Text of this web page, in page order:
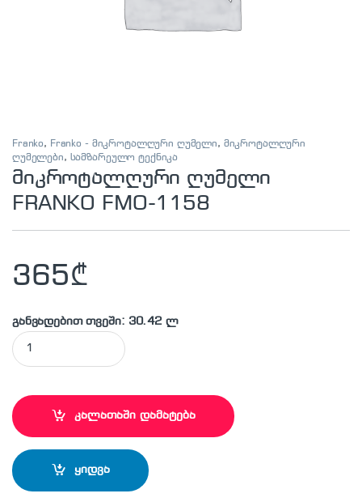
Franko, Franko - მიკროტალღური ღუმელი, მიკროტალღური
ღუმელები, სამზარეულო ტექნიკა
მიკროტალღური ღუმელი
FRANKO FMO-1158
365₾
განვადებით თვეში: 30.42 ლ
მიკროტალღური ღუმელი FRANKO FMO-1158 quantity
კალათაში დამატება
ყიდვა